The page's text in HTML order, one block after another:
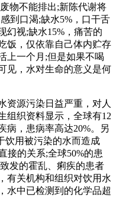
物不能排出;新陈代谢将
到口渴;缺水5%，口干舌
幻视;缺水15%，痛苦的
饭，仅依靠自己体内贮存
上一个月;但是如果不喝
见，水对生命的意义是何
源污染日益严重，对人
组织资料显示，全球有12
病，患病率高达20%。另
饮用被污染的水而造成
接的关系;全球50%的患
发的霍乱、痢疾的患者
有关机构和组织对饮用水
水中已检测到的化学品超